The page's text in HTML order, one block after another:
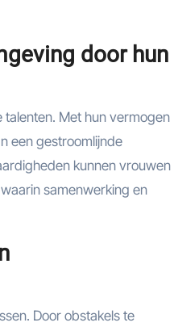
door hun
Met hun vermogen
een gestroomlijnde
kunnen vrouwen
samenwerking en
Door obstakels te